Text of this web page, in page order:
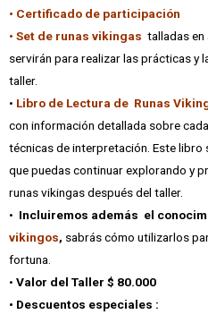
• Certificado de participación
• Set de runas vikingas talladas en
servirán para realizar las prácticas y
taller.
• Libro de Lectura de Runas
con información detallada sobre
técnicas de interpretación. Este libro
que puedas continuar explorando y
runas vikingas después del taller.
• Incluiremos además el
vikingos, sabrás cómo utilizarlos
fortuna.
• Valor del Taller $ 80.000
• Descuentos especiales :